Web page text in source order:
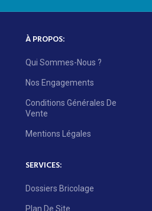
À PROPOS:
Qui Sommes-Nous ?
Nos Engagements
Conditions Générales De
Vente
Mentions Légales
SERVICES:
Dossiers Bricolage
Plan De Site